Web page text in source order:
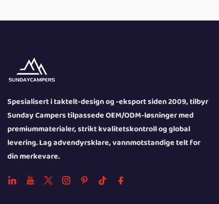
Spesialisert i taktelt-design og -eksport siden 2009, tilbyr
Sunday Campers tilpassede OEM/ODM-løsninger med
premiummaterialer, strikt kvalitetskontroll og global
levering. Lag advendyrsklare, vannmotstandige telt for
din merkevare.